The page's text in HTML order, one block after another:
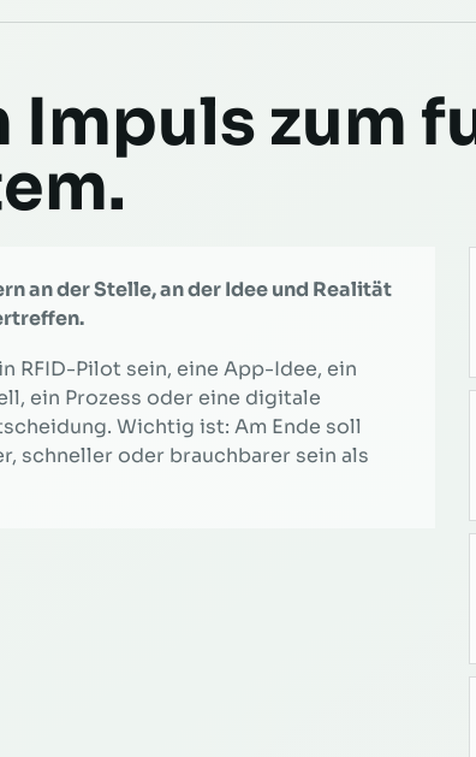
Impuls zum
an der Stelle, an der Idee und Realität
RFID-Pilot sein, eine App-Idee, ein
ein Prozess oder eine digitale
Wichtig ist: Am Ende soll
schneller oder brauchbarer sein als